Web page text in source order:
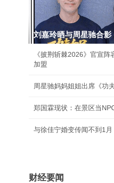
刘嘉玲晒与周星驰合影
《披荆斩棘2026》官宣
加盟
周星驰妈妈姐姐出席《功
郑国霖现状：在景区当
与徐佳宁婚变传闻不到1
财经要闻